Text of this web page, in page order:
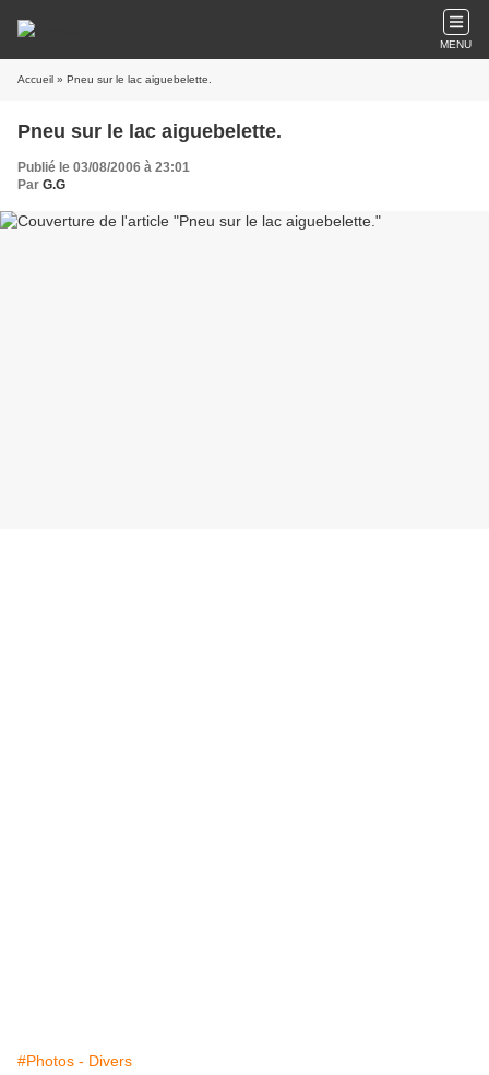
MENU
Accueil » Pneu sur le lac aiguebelette.
Pneu sur le lac aiguebelette.
Publié le 03/08/2006 à 23:01
Par G.G
#Photos - Divers